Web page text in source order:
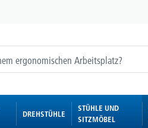
DREHSTÜHLE
STÜHLE UND
SITZMÖBEL